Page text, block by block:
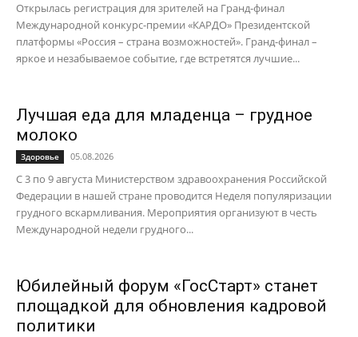
Открылась регистрация для зрителей на Гранд-финал
Международной конкурс-премии «КАРДО» Президентской
платформы «Россия – страна возможностей». Гранд-финал –
яркое и незабываемое событие, где встретятся лучшие...
Лучшая еда для младенца – грудное
молоко
Здоровье 05.08.2026
С 3 по 9 августа Министерством здравоохранения Российской
Федерации в нашей стране проводится Неделя популяризации
грудного вскармливания. Мероприятия организуют в честь
Международной недели грудного...
Юбилейный форум «ГосСтарт» станет
площадкой для обновления кадровой
политики